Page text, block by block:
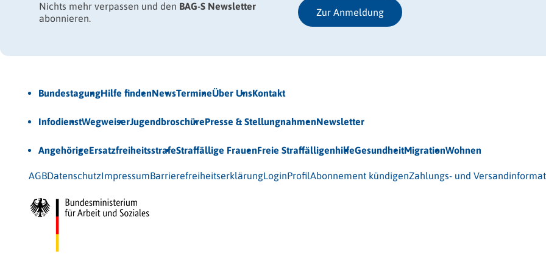
Nichts mehr verpassen und den BAG-S Newsletter
abonnieren.
Zur Anmeldung
BundestagungHilfe findenNewsTermineÜber UnsKontakt
InfodienstWegweiserJugendbroschürePresse & StellungnahmenNewsletter
AngehörigeErsatzfreiheitsstrafeStraffällige FrauenFreie StraffälligenhilfeGesundheitMigrationWohnen
AGBDatenschutzImpressumBarrierefreiheitserklärungLoginProfilAbonnement kündigenZahlungs- und